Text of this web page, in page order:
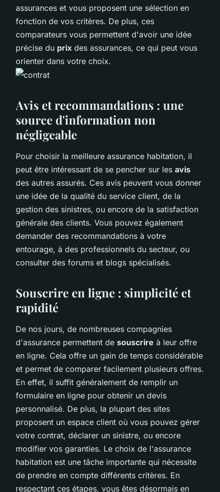
assurances et vous proposent une sélection en
fonction de vos critères. De plus, ces
comparateurs vous permettent d'avoir une idée
précise du prix des assurances, ce qui peut vous
orienter dans votre choix.
Avis et recommandations : une
source d'information non
négligeable
Pour choisir la meilleure assurance habitation, il
peut être intéressant de se pencher sur les avis
des autres assurés. Ces avis peuvent vous donner
une idée de la qualité du service client, de la
gestion des sinistres, ou encore de la satisfaction
générale des clients. Vous pouvez également
demander des recommandations à votre
entourage, à des professionnels du secteur, ou
consulter des forums et blogs spécialisés.
Souscrire en ligne : simplicité et
rapidité
De nos jours, de nombreuses compagnies
d'assurance permettent de souscrire à leur offre
en ligne. Cela offre un gain de temps considérable
et permet de comparer facilement plusieurs offres.
En effet, il suffit généralement de remplir un
formulaire en ligne pour obtenir un devis
personnalisé. De plus, la plupart des sites
proposent un espace client où vous pouvez gérer
votre contrat, déclarer un sinistre, ou encore
modifier vos garanties. Le choix de l'assurance
habitation est une tâche importante qui nécessite
de prendre en compte différents critères. En
respectant ces étapes, vous êtes désormais en